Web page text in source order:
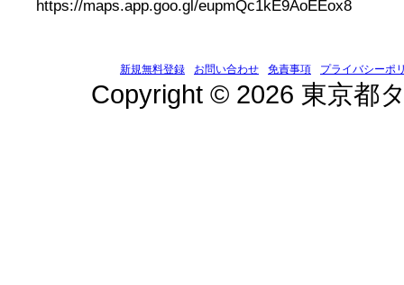
https://maps.app.goo.gl/eupmQc1kE9AoEEox8
新規無料登録 お問い合わせ 免責事項 プライバシーポ
Copyright © 2026 東京都